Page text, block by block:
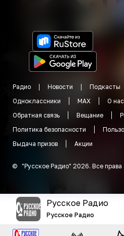
Радио Новости Подкасты
Одноклассники
MAX О нас
Обратная связь
Вещание
Политика безопасности
Выдача призов
Акции
© "Русское Радио" 2026. Все
Русское Радио
Русское Радио